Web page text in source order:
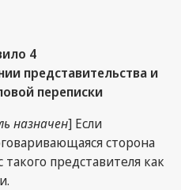
4
представительства и
переписки
назначен] Если
сторона
представителя как